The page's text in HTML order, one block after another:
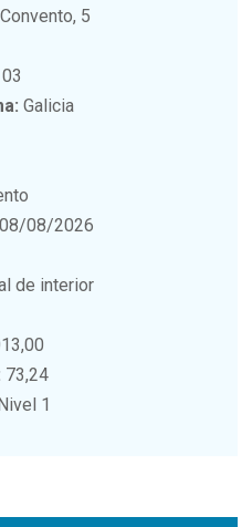
5
Galicia
08/08/2026
de interior
73,24
1